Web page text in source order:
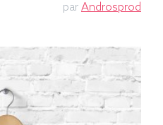
par Androsprod